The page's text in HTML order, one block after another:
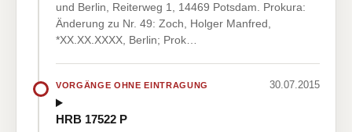
und Berlin, Reiterweg 1, 14469 Potsdam. Prokura:
Änderung zu Nr. 49: Zoch, Holger Manfred,
*XX.XX.XXXX, Berlin; Prok…
VORGÄNGE OHNE EINTRAGUNG 30.07.2015
HRB 17522 P